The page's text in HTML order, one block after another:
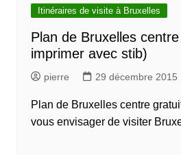
Itinéraires de visite à Bruxelles
Plan de Bruxelles
imprimer avec stib)
pierre 29 décembre 2015
Plan de Bruxelles centre
vous envisager de visiter